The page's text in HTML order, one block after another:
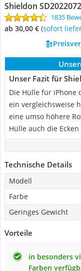
Shieldon
1835
ab 30,00 € ( Sofort
Unser Fazit für
Die Hülle für iPhone
ein vergleichsweise
eine umso höhere
Hülle auch die
Technische Details
Modell
Farbe
Geringes Gewicht
Vorteile
in besonders
Farben